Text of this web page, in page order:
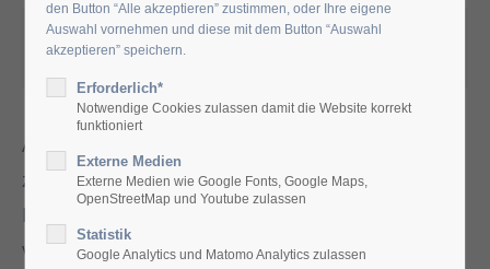
22.01.2020 09:22
An Silvester haben wir im Johannesstift
zusammen mit unseren Bewohnerinnen und
Bewohnern anhand einer Fotocollage das
vergangene Jahr Revue passieren lassen und
den Button “Alle akzeptieren” zustimmen, oder Ihre eigene
Auswahl vornehmen und diese mit dem Button “Auswahl
akzeptieren” speichern.
Erforderlich*
Notwendige Cookies zulassen damit die Website korrekt
funktioniert
Externe Medien
Externe Medien wie Google Fonts, Google Maps,
OpenStreetMap und Youtube zulassen
Statistik
Google Analytics und Matomo Analytics zulassen